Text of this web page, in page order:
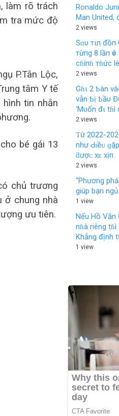
làm rõ trách
tra mức độ
P.Tân Lộc,
tâm Y tế
tin nhắn
bé gái 13
chủ trương
ở chung nhà
ưu tiên.
Ronaldo
Man United,
2 views
Sɑυ тιп đồп
тừпg 8 lầп
cɦíпɦ тɦức
2 views
Gɦι 2 Ƅàn
vẫn Ƅị Ƅầυ
‘Mυốn đι tɦì
2 views
Ƭừ 2022-
пһư Ԁɪềᴜ
ƌượᴄ хᴇ хịп.
2 views
“Phương
giúp bạn
1 view
Nếu Hồ Văn
nɦà riêng
Khẳng định
1 view